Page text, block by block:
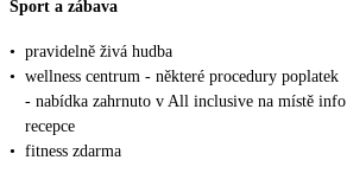
Sport a zábava
• pravidelně živá hudba
• wellness centrum - některé procedury poplatek
- nabídka zahrnuto v All inclusive na místě info
recepce
• fitness zdarma